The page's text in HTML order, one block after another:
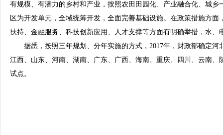
有规模、有潜力的乡村和产业，按照农田田园化、产业融合化、城
区为开发单元，全域统筹开发，全面完善基础设施。在政策措施方
扶持、金融服务、科技创新应用、人才支撑等方面有明确举措，水、
据悉，按照三年规划、分年实施的方式，2017年，财政部确定河
江西、山东、河南、湖南、广东、广西、海南、重庆、四川、云南、
试点。